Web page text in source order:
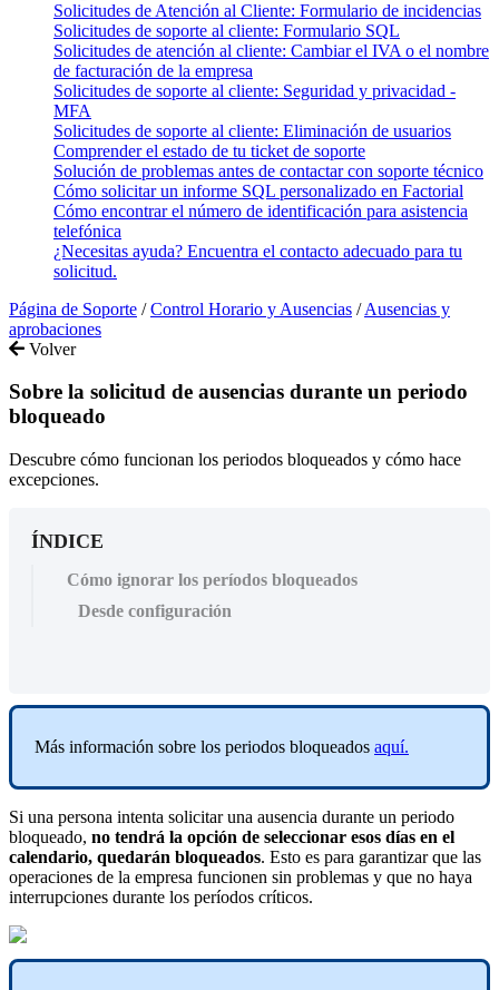
Solicitudes de Atención al Cliente: Formulario de incidencias
Solicitudes de soporte al cliente: Formulario SQL
Solicitudes de atención al cliente: Cambiar el IVA o el nombre
de facturación de la empresa
Solicitudes de soporte al cliente: Seguridad y privacidad -
MFA
Solicitudes de soporte al cliente: Eliminación de usuarios
Comprender el estado de tu ticket de soporte
Solución de problemas antes de contactar con soporte técnico
Cómo solicitar un informe SQL personalizado en Factorial
Cómo encontrar el número de identificación para asistencia
telefónica
¿Necesitas ayuda? Encuentra el contacto adecuado para tu
solicitud.
Página de Soporte / Control Horario y Ausencias / Ausencias y
aprobaciones
Volver
Sobre la solicitud de ausencias durante un periodo
bloqueado
Descubre cómo funcionan los periodos bloqueados y cómo hace
excepciones.
ÍNDICE
Cómo ignorar los períodos bloqueados
Desde configuración
Más información sobre los periodos bloqueados aquí.
Si una persona intenta solicitar una ausencia durante un periodo
bloqueado, no tendrá la opción de seleccionar esos días en el
calendario, quedarán bloqueados. Esto es para garantizar que las
operaciones de la empresa funcionen sin problemas y que no haya
interrupciones durante los períodos críticos.